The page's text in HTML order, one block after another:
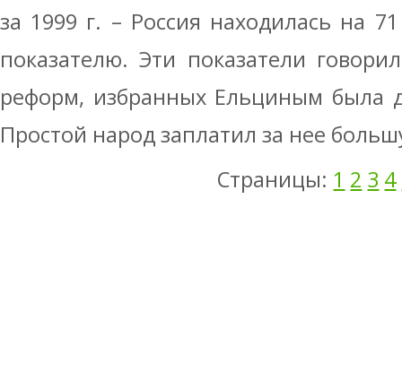
за 1999 г. – Россия находилась на
показателю. Эти показатели
реформ, избранных Ельциным была
Простой народ заплатил за нее
Страницы: 1 2 3 4